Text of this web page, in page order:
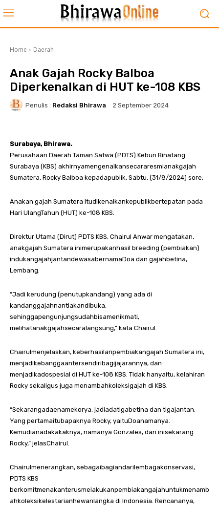
Home Daerah
Anak Gajah Rocky Balboa
Diperkenalkan di HUT ke-108 KBS
Penulis : Redaksi Bhirawa 2 September 2024
Surabaya, Bhirawa.
Perusahaan Daerah Taman Satwa (PDTS) Kebun Binatang
Surabaya (KBS) akhirnyamengenalkansecararesmianakgajah
Sumatera, Rocky Balboa kepadapublik, Sabtu, (31/8/2024) sore.
Anakan gajah Sumatera itudikenalkankepublikbertepatan pada
Hari UlangTahun (HUT) ke-108 KBS.
Direktur Utama (Dirut) PDTS KBS, Chairul Anwar mengatakan,
anakgajah Sumatera inimerupakanhasil breeding (pembiakan)
indukangajahjantandewasabernamaDoa dan gajahbetina,
Lembang.
“Jadi kerudung (penutupkandang) yang ada di
kandanggajahnantiakandibuka,
sehinggapengunjungsudahbisamenikmati,
melihatanakgajahsecaralangsung,” kata Chairul.
Chairulmenjelaskan, keberhasilanpembiakangajah Sumatera ini,
menjadikebanggaantersendiribagijajarannya, dan
menjadikadospesial di HUT ke-108 KBS. Tidak hanyaitu, kelahiran
Rocky sekaligus juga menambahkoleksigajah di KBS.
“Sekarangadaenamekorya, jadiadatigabetina dan tigajantan.
Yang pertamaitubapaknya Rocky, yaituDoanamanya.
Kemudianadakakaknya, namanya Gonzales, dan inisekarang
Rocky,” jelasChairul.
Chairulmenerangkan, sebagaibagiandarilembagakonservasi,
PDTS KBS
berkomitmenakanterusmelakukanpembiakangajahuntukmenamb
ahkoleksikelestarianhewanlangka di Indonesia. Rencananya,